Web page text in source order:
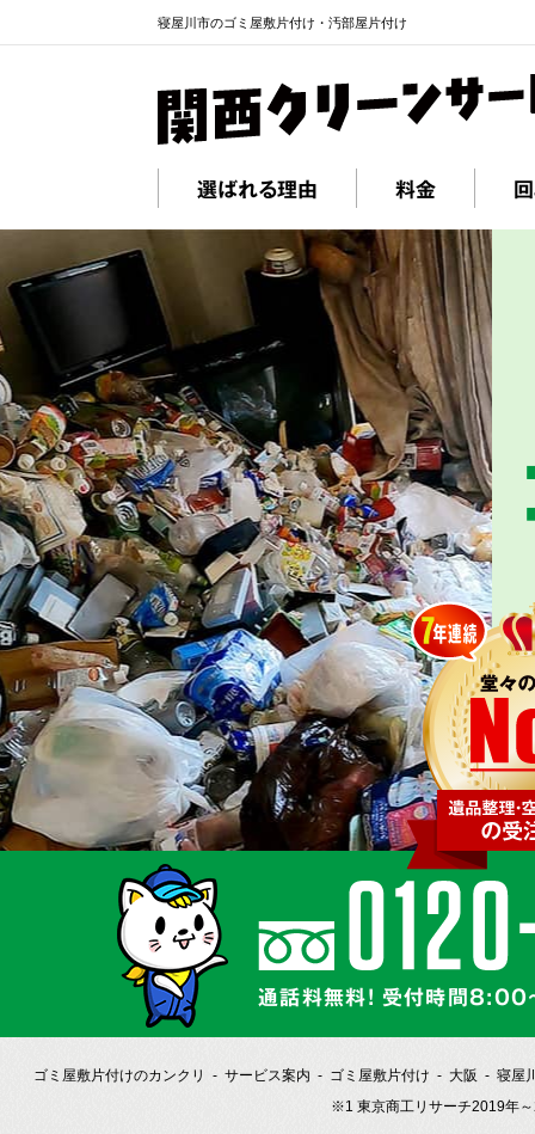
寝屋川市のゴミ屋敷片付け・汚部屋片付け
選ばれる理由 料金
通話料無料! 受付時間8:00
ゴミ屋敷片付けのカンクリ サービス案内 ゴミ屋敷片付け 大阪
寝屋
※1 東京商工リサーチ2019年～